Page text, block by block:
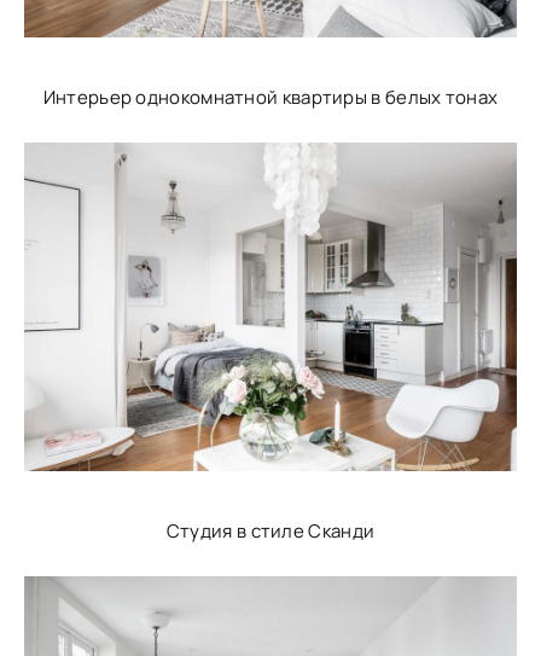
Интерьер однокомнатной квартиры в белых тонах
Студия в стиле Сканди